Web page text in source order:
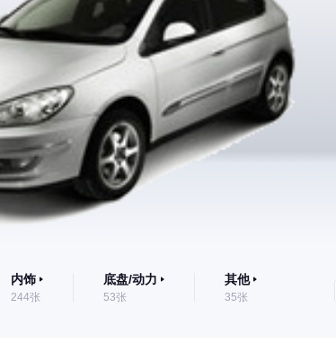
内饰
244张
底盘/动力
53张
其他
35张